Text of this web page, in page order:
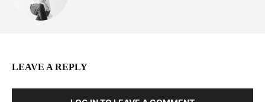
LEAVE A REPLY